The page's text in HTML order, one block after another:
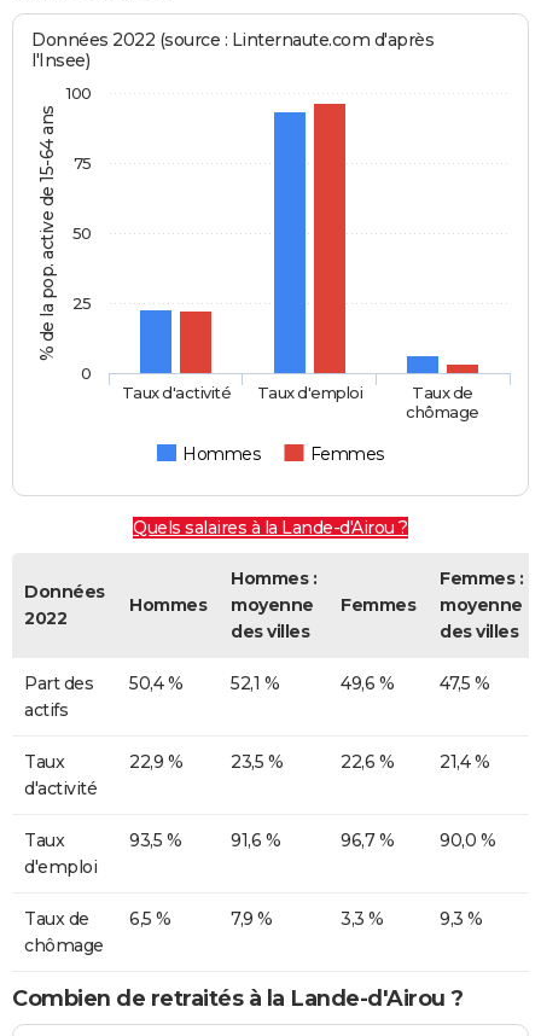
% de la pop. active de 15-64 ans
Données 2022 (source : Linternaute.com d'après
l'Insee)
Hommes Femmes
Taux d'activité Taux d'emploi
Taux de
chômage
0
25
50
75
100
Quels salaires à la Lande-d'Airou ?
Données
2022
Hommes
Hommes :
moyenne
des villes
Femmes
Femmes :
moyenne
des villes
Part des
actifs
50,4 % 52,1 % 49,6 % 47,5 %
Taux
d'activité
22,9 % 23,5 % 22,6 % 21,4 %
Taux
d'emploi
93,5 % 91,6 % 96,7 % 90,0 %
Taux de
chômage
6,5 % 7,9 % 3,3 % 9,3 %
Combien de retraités à la Lande-d'Airou ?